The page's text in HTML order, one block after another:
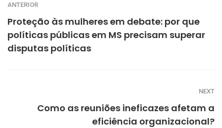
ANTERIOR
Proteção às mulheres em debate: por que
políticas públicas em MS precisam superar
disputas políticas
NEXT
Como as reuniões ineficazes afetam a
eficiência organizacional?